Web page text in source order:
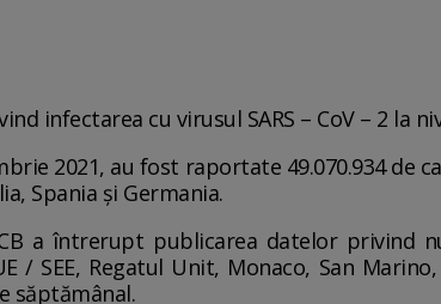
infectarea cu virusul SARS – CoV – 2 la
2021, au fost raportate 49.070.934 de
Spania și Germania.
a întrerupt publicarea datelor privind
/ SEE, Regatul Unit, Monaco, San
săptămânal.